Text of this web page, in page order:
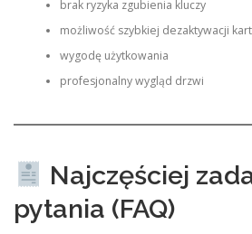
brak ryzyka zgubienia kluczy
możliwość szybkiej dezaktywacji kart
wygodę użytkowania
profesjonalny wygląd drzwi
Najczęściej
pytania (FAQ)